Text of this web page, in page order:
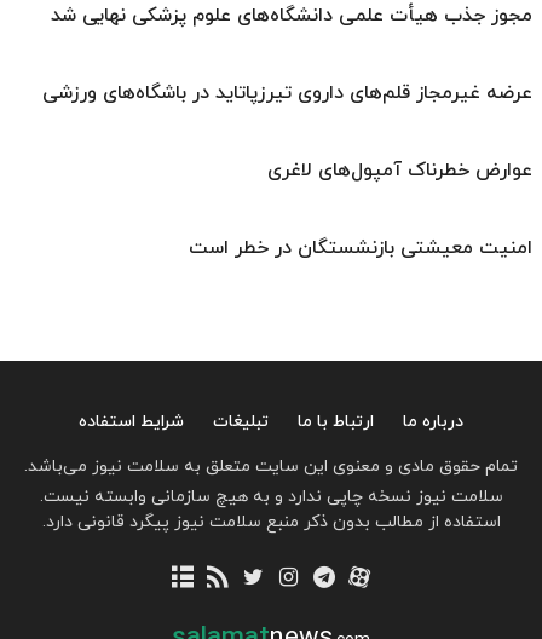
مجوز جذب هیأت علمی دانشگاه‌های علوم پزشکی نهایی شد
عرضه غیرمجاز قلم‌های داروی تیرزپاتاید در باشگاه‌های ورزشی
عوارض خطرناک آمپول‌های لاغری
امنیت معیشتی بازنشستگان در خطر است
درباره ما ارتباط با ما تبلیغات
شرایط استفاده
تمام حقوق مادی و معنوی این سایت متعلق به سلامت نیوز می‌باشد.
سلامت نیوز نسخه چاپی ندارد و به هیچ سازمانی وابسته نیست.
استفاده از مطالب بدون ذکر منبع سلامت نیوز پیگرد قانونی دارد.